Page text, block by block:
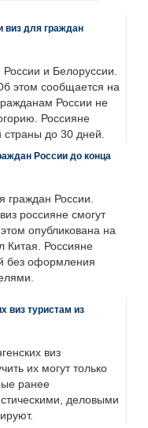
виз для граждан
и Белоруссии.
этом сообщается на
России не
Россияне
страны до 30 дней.
России до конца
граждан России.
россияне смогут
опубликована на
Китая. Россияне
без оформления
виз туристам из
виз
их могут только
ранее
деловыми